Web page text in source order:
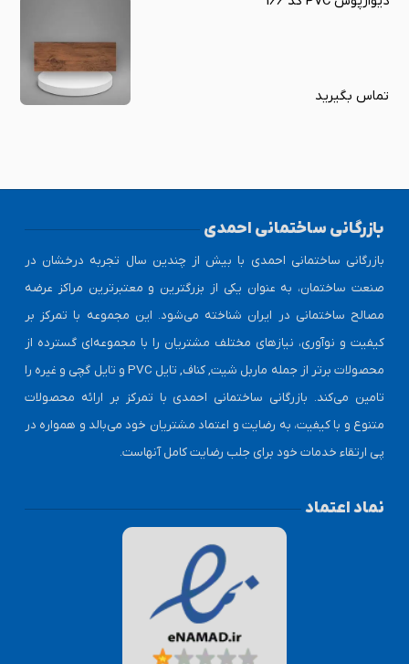
تماس بگیرید
بازرگانی ساختمانی احمدی
بازرگانی ساختمانی احمدی با بیش از چندین سال تجربه درخشان در
صنعت ساختمان، به عنوان یکی از بزرگترین و معتبرترین مراکز عرضه
مصالح ساختمانی در ایران شناخته می‌شود. این مجموعه با تمرکز بر
کیفیت و نوآوری، نیازهای مختلف مشتریان را با مجموعه‌ای گسترده از
محصولات برتر از جمله ماربل شیت, کناف, تایل PVC و تایل گچی و غیره را
تامین می‌کند. بازرگانی ساختمانی احمدی با تمرکز بر ارائه محصولات
متنوع و با کیفیت، به رضایت و اعتماد مشتریان خود می‌بالد و همواره در
پی ارتقاء خدمات خود برای جلب رضایت کامل آنهاست.
نماد اعتماد